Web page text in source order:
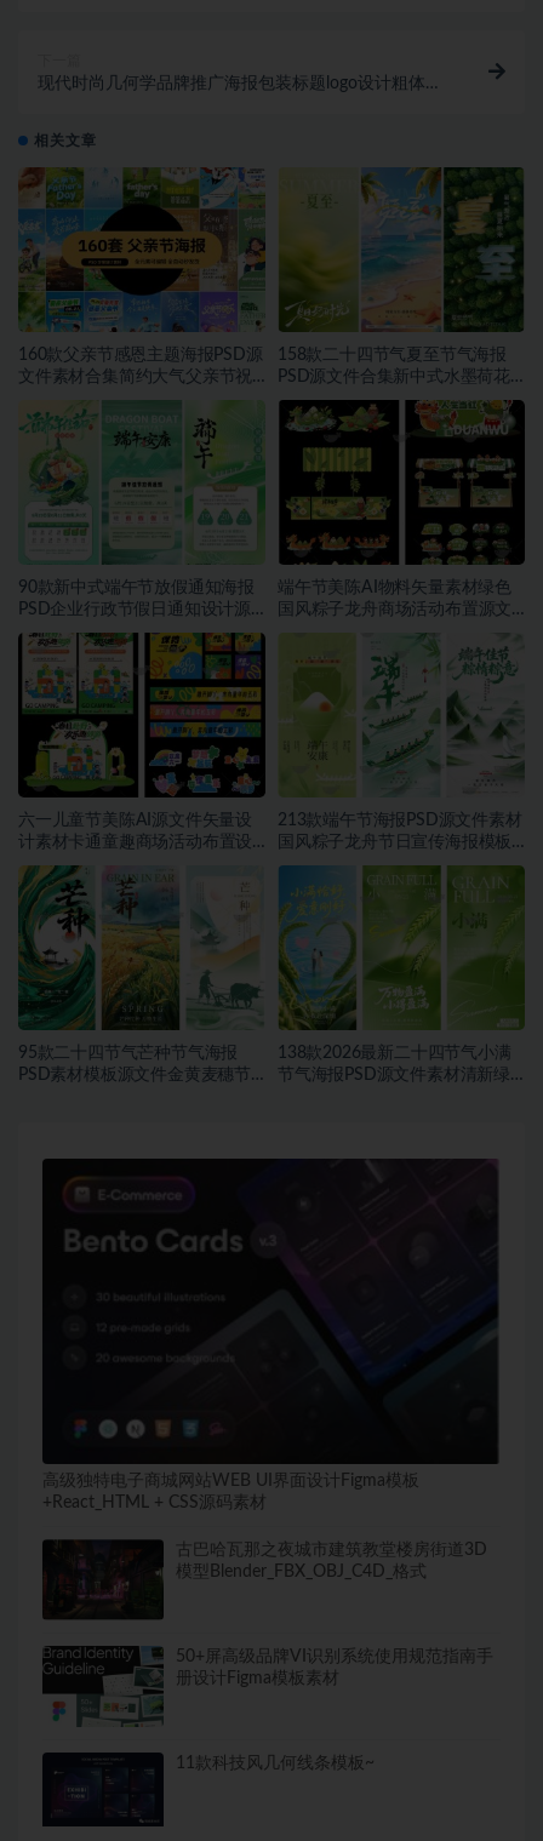
现代时尚几何学品牌推广海报包装标题logo设计粗体无
相关文章
160款父亲节感恩主题海报PSD源
文件素材合集简约大气父亲节祝
福宣传设计素材~1559期
158款二十四节气夏至节气海报
PSD源文件合集新中式水墨荷花
二十四节气朋友圈宣传模板素材
~1553期
90款新中式端午节放假通知海报
PSD企业行政节假日通知设计源
文件素材~1552期
端午节美陈AI物料矢量素材绿色
国风粽子龙舟商场活动布置源文
件模板素材~1549期
六一儿童节美陈AI源文件矢量设
计素材卡通童趣商场活动布置设
计模板合集~1548期
213款端午节海报PSD源文件素材
国风粽子龙舟节日宣传海报模板
合集~1457期
95款二十四节气芒种节气海报
PSD素材模板源文件金黄麦穗节
138款2026最新二十四节气小满
节气海报PSD源文件素材清新绿
高级独特电子商城网站WEB UI界面设计Figma模板
+React_HTML + CSS源码素材
古巴哈瓦那之夜城市建筑教堂楼房街道3D
模型Blender_FBX_OBJ_C4D_格式
50+屏高级品牌VI识别系统使用规范指南手
册设计Figma模板素材
11款科技风几何线条模板~